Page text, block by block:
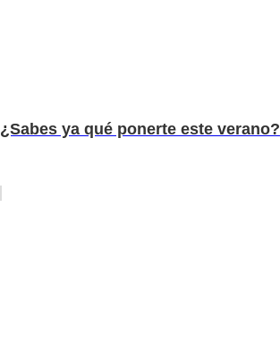
¿Sabes ya qué ponerte este verano?